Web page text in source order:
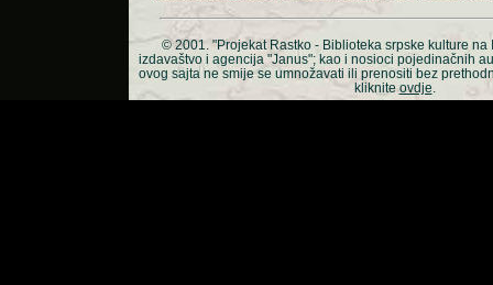
© 2001. "Projekat Rastko - Biblioteka srpske kulture na
izdavaštvo i agencija "Janus"; kao i nosioci pojedinačnih
ovog sajta ne smije se umnožavati ili prenositi bez
kliknite ovdje